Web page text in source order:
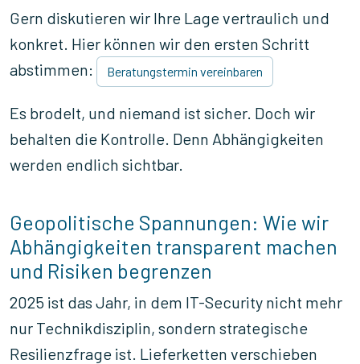
Gern diskutieren wir Ihre Lage vertraulich und
konkret. Hier können wir den ersten Schritt
abstimmen:
Beratungstermin vereinbaren
Es brodelt, und niemand ist sicher. Doch wir
behalten die Kontrolle. Denn Abhängigkeiten
werden endlich sichtbar.
Geopolitische Spannungen: Wie wir
Abhängigkeiten transparent machen
und Risiken begrenzen
2025 ist das Jahr, in dem IT-Security nicht mehr
nur Technikdisziplin, sondern strategische
Resilienzfrage ist. Lieferketten verschieben